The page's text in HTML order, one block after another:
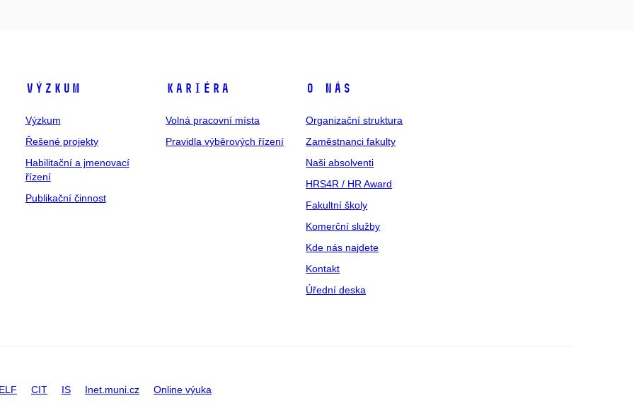
Výzkum
Výzkum
Řešené projekty
Habilitační a jmenovací
řízení
Publikační činnost
Kariéra
Volná pracovní místa
Pravidla výběrových řízení
O nás
Organizační struktura
Zaměstnanci fakulty
Naši absolventi
HRS4R / HR Award
Fakultní školy
Komerční služby
Kde nás najdete
Kontakt
Úřední deska
ELF CIT IS Inet.muni.cz Online výuka